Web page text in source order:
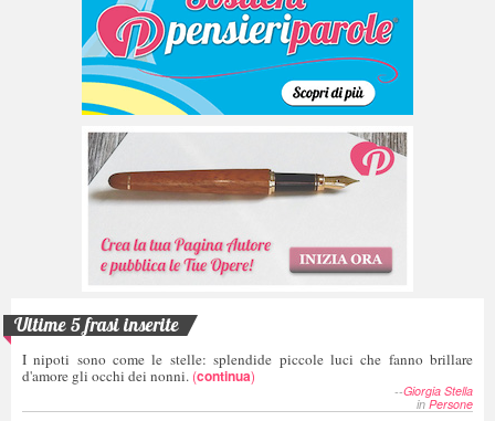
Ultime 5 frasi inserite
I nipoti sono come le stelle: splendide piccole luci che fanno brillare
d'amore gli occhi dei nonni. (continua)
--Giorgia Stella
in Persone